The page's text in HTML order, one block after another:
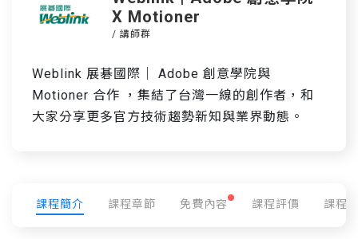
課程簡介 課程章節 免費內容 課程評價 課程
X Motioner
/ 講師群
Weblink 展碁國際｜ Adobe 創意學院與
Motioner 合作 ，集結了台灣一線的創作者，和
大家分享更多官方技術趨勢新知與業界動態。